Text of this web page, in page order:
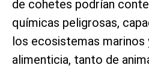
de cohetes podrían
químicas peligrosas,
los ecosistemas marinos
alimenticia, tanto de